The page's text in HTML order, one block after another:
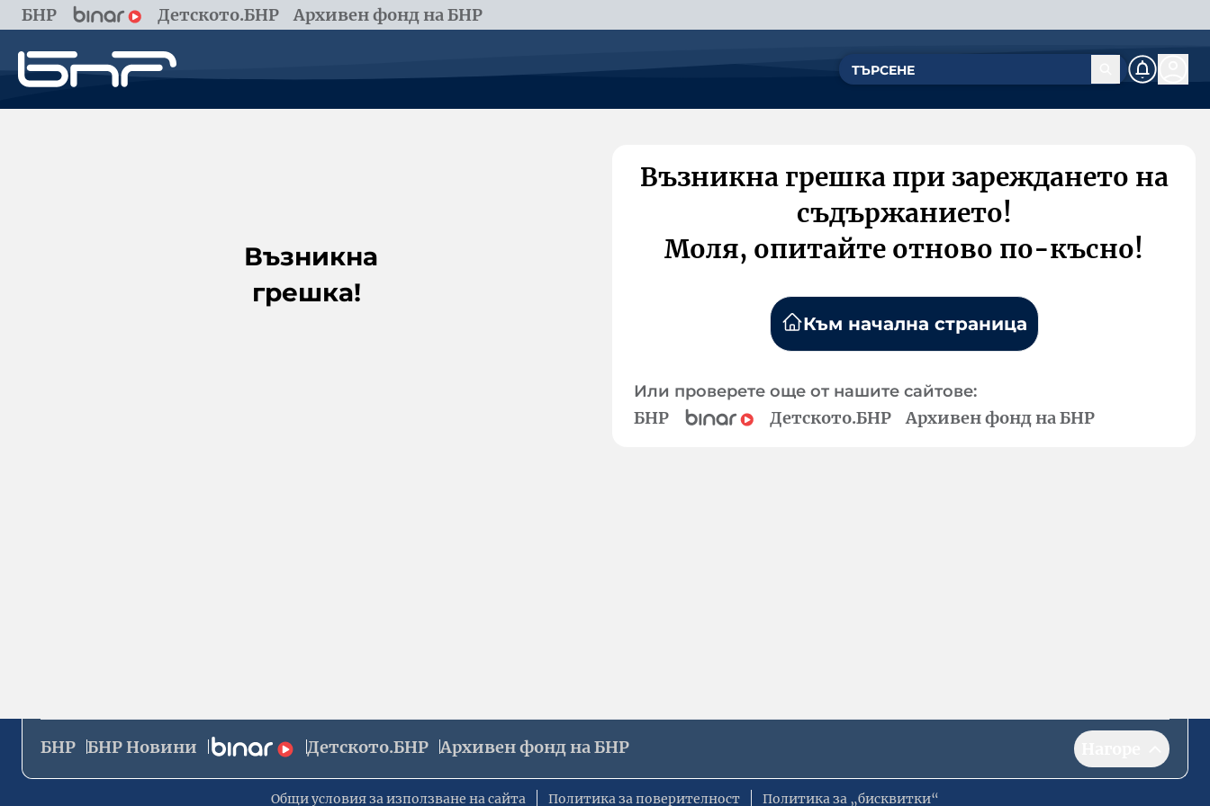
БНР Детското.БНР Архивен фонд на БНР
Възникна
грешка!
Възникна грешка при зареждането на
съдържанието!
Моля, опитайте отново по-късно!
Към начална страница
Или проверете още от нашите сайтове:
БНР Детското.БНР Архивен фонд на БНР
БНР БНР Новини Детското.БНР Архивен фонд на БНР
Общи условия за използване на сайта Политика за поверителност Политика за „бисквитки“